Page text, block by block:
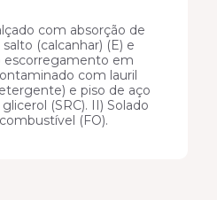
com absorção de
(calcanhar) (E) e
escorregamento em
com lauril
e piso de aço
(SRC). II) Solado
(FO).